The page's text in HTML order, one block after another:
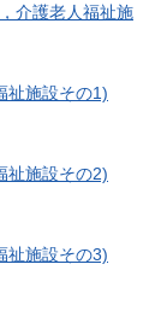
介護老人福祉施
祉施設その1)
祉施設その2)
祉施設その3)